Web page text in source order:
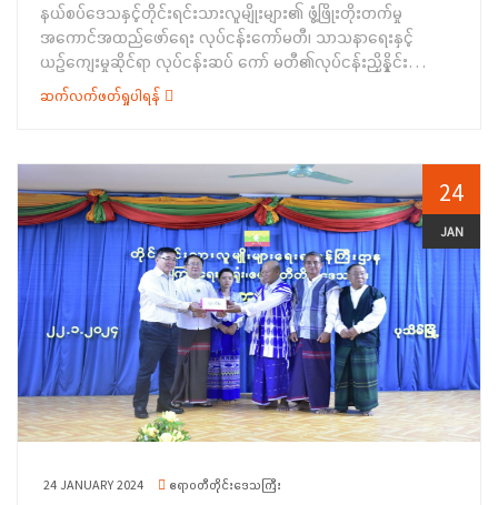
ရွှေ့ဆိုင်းနိုင် သူများ အစရှိသည်များကို ဆွေးနွေးဟောပြောခဲ့ပါသည်။
ထို့နောက်တွေ့ဆုံပွဲသို့တက်ရောက်လာသည့် တိုင်းရင်းသားစာပေနှင့်
ယဉ်ကျေးမှုအသင်းအဖွဲ့များက ပြည်သူ့စစ်မှုထမ်းဉပဒေဆိုင်ရာကိစ္စ
ရပ်များ၊ တိုင်းရင်းသားရေးရာ ကိစ္စရပ်များနှင့် ပတ်သက်ပြီး
နယ်စပ်ဒေသနှင့်တိုင်းရင်းသားလူမျိုးများ၏ ဖွံ့ဖြိုးတိုးတက်မှု
အကောင်အထည်ဖော်ရေး လုပ်ငန်းကော်မတီ၊ သာသနာရေးနှင့်
ယဉ်ကျေးမှုဆိုင်ရာ လုပ်ငန်းဆပ် ကော် မတီ၏လုပ်ငန်းညှိနှိုင်း
အစည်းအဝေးအမှတ်စဉ် (၁/၂၀၂၄) ကို (၃၀-၁-၂၀၂၄) ရက်နေ့၊ နေ့
လည် (၁၃:၀၀) နာရီတွင် တိုင်းရင်းသားလူမျိုးများရေးရာဝန်ကြီးဌာန၊
တိုင်းဒေသကြီးနှင့်ပြည်နယ် ဒေသဆိုင်ရာ သာသနာရေးနှင့်
ယဉ်ကျေးမှုဆပ်ကော်မတီ၊ ဥက္ကဋ္ဌများ၊ ဆပ်ကော်မတီဝင် ပြည်သူ့
ဆက်ဆံရေးနှင့်စိတ်ဓာတ်စစ်ဆင်ရေးညွှန်ကြားရေးမှူးရုံး၊ စစ်သမိုင်း
ပြတိုက်နှင့်တပ်မတော်မော်ကွန်းတိုက်မှူးရုံး၊ နယ်စပ်ရေးရာဝန်ကြီးဌာန၊
ပညာရေးနှင့်လေ့ကျင့်ရေးဦးစီးဌာန၊ စီမံကိန်းနှင့်ဘဏ္ဍာရေး
ဝန်ကြီးဌာန၊ စီမံကိန်းရေးဆွဲရေးဦးစီးဌာန၊သာသနာရေးနှင့်
ယဉ်ကျေးမှုဝန်ကြီးဌာန၊ရှေးဟောင်းသုတေသနနှင့်အမျိုးသားပြတိုက်
ဦးစီးဌာန၊သာသနာရေးဦးစီးဌာန၊သာသနာတော်ထွန်းကားပြန့်ပွားရေး
ဦးစီးဌာန၊လူဝင်မှုကြီးကြပ်ရေးနှင့်ပြည်သူ့အင်အားဝန်ကြီးဌာန၊
အမျိုးသား မှတ်ပုံတင်နှင့်နိုင်ငံသားဦးစီးဌာနနှင့် တိုင်းရင်းသားလူမျိုး
များရေးရာဝန်ကြီးဌာန၊ တိုင်းရင်းသားအခွင့်အရေးများကာကွယ်
စောင့်ရှောက်ရေးဦးစီးဌာနတို့မှ တာဝန်ရှိသူများ တက်ရောက်ခဲ့ ကြ
ဆက်လက်ဖတ်ရှုပါရန်
24
JAN
24 JANUARY 2024 ဧရာဝတီတိုင်းဒေသကြီး